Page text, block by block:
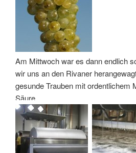
Am Mittwoch war es dann endlich
wir uns an den Rivaner
gesunde Trauben mit ordentlichem
Säure.